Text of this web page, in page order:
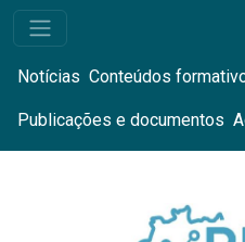
Notícias Conteúdos
Publicações e documentos